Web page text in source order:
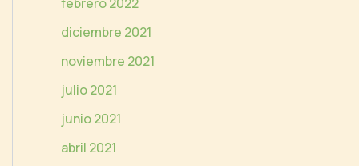
diciembre 2021
noviembre 2021
julio 2021
junio 2021
abril 2021